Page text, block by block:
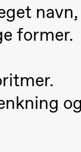
navn,
former.
og